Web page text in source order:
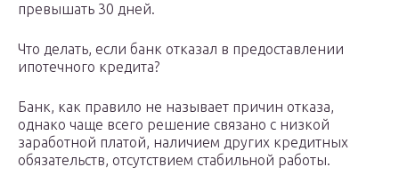
превышать 30 дней.
Что делать, если банк отказал в предоставлении
ипотечного кредита?
Банк, как правило не называет причин отказа,
однако чаще всего решение связано с низкой
заработной платой, наличием других кредитных
обязательств, отсутствием стабильной работы.